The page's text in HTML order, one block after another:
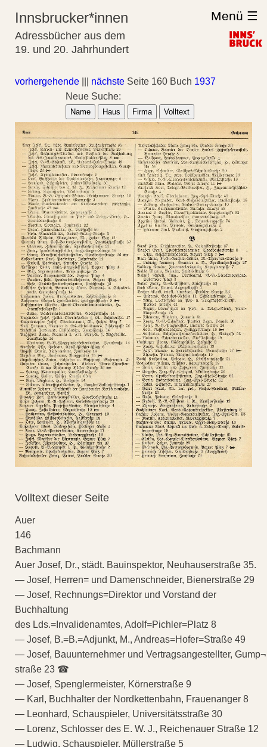
Innsbrucker*innen
Adressbücher aus dem
19. und 20. Jahrhundert
Menü ☰
vorhergehende nächste Seite 160 Buch 1937
Neue Suche:
Name Haus Firma Volltext
Volltext dieser Seite
Auer
146
Bachmann
Auer Josef, Dr., städt. Bauinspektor, Neuhauserstraße 35.
— Josef, Herren= und Damenschneider, Bienerstraße 29
— Josef, Rechnungs=Direktor und Vorstand der
Buchhaltung
des Lds.=Invalidenamtes, Adolf=Pichler=Platz 8
— Josef, B.=B.=Adjunkt, M., Andreas=Hofer=Straße 49
— Josef, Bauunternehmer und Vertragsangestellter, Gump¬
straße 23 ☎
— Josef, Spenglermeister, Körnerstraße 9
— Karl, Buchhalter der Nordkettenbahn, Frauenanger 8
— Leonhard, Schauspieler, Universitätsstraße 30
— Lorenz, Schlosser des E. W. J., Reichenauer Straße 12
— Ludwig, Schauspieler, Müllerstraße 5